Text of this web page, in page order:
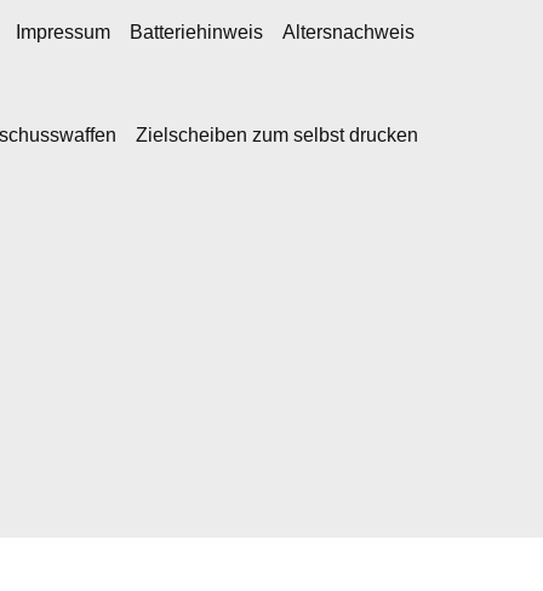
Impressum Batteriehinweis Altersnachweis
Zielscheiben zum selbst drucken